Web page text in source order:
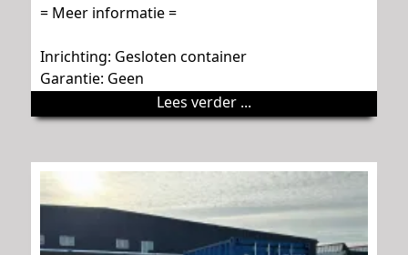
= Meer informatie =
Inrichting: Gesloten container
Garantie: Geen
Lees verder ...